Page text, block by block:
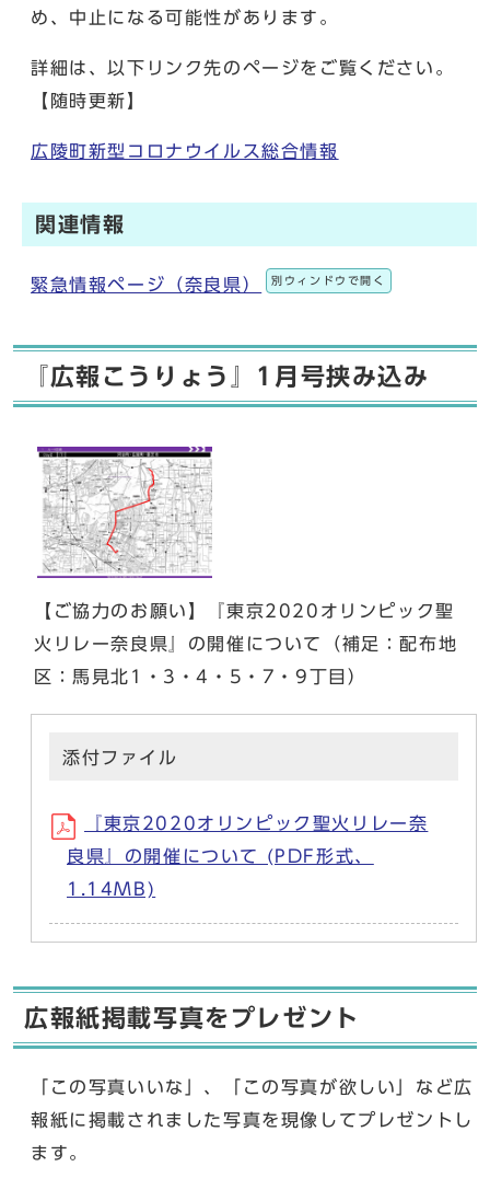
め、中止になる可能性があります。
詳細は、以下リンク先のページをご覧ください。
【随時更新】
広陵町新型コロナウイルス総合情報
関連情報
緊急情報ページ（奈良県） 別ウィンドウで開く
『広報こうりょう』1月号挟み込み
【ご協力のお願い】『東京2020オリンピック聖
火リレー奈良県』の開催について（補足：配布地
区：馬見北1・3・4・5・7・9丁目）
添付ファイル
『東京2020オリンピック聖火リレー奈
良県』の開催について (PDF形式、
1.14MB)
広報紙掲載写真をプレゼント
「この写真いいな」、「この写真が欲しい」など広
報紙に掲載されました写真を現像してプレゼントし
ます。